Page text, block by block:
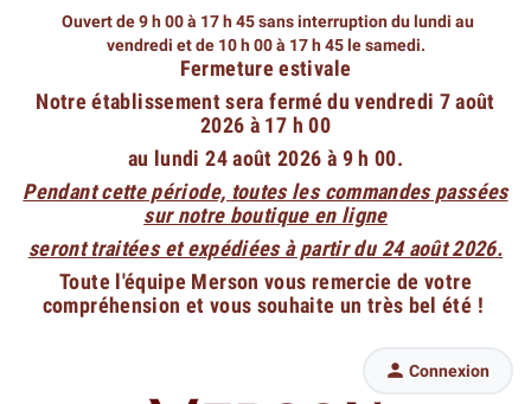
Ouvert de 9 h 00 à 17 h 45 sans interruption du lundi au
vendredi et de 10 h 00 à 17 h 45 le samedi.
Fermeture estivale
Notre établissement sera fermé du vendredi 7 août
2026 à 17 h 00
au lundi 24 août 2026 à 9 h 00.
Pendant cette période, toutes les commandes passées
sur notre boutique en ligne
seront traitées et expédiées à partir du 24 août 2026.
Toute l'équipe Merson vous remercie de votre
compréhension et vous souhaite un très bel été !
 Connexion